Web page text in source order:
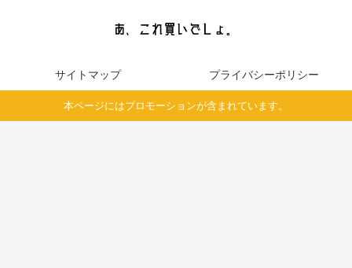
サイトマップ プライバシーポリシー
本ページにはプロモーションが含まれています。